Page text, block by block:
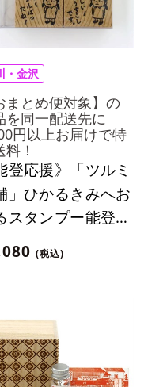
・金沢
まとめ便対象】の
を同一配送先に
円以上お届けで特
料！
登応援》「ツルミ
」ひかるきみへお
スタンプー能登ヒ
ー【きみちゃんタ
】【おまとめ便対
(税込)